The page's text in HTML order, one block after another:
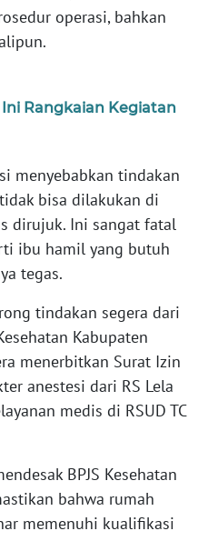
operasi, bahkan
Rangkaian Kegiatan
menyebabkan tindakan
bisa dilakukan di
dirujuk. Ini sangat fatal
ibu hamil yang butuh
tegas.
tindakan segera dari
Kabupaten
menerbitkan Surat Izin
anestesi dari RS Lela
medis di RSUD TC
BPJS Kesehatan
bahwa rumah
memenuhi kualifikasi